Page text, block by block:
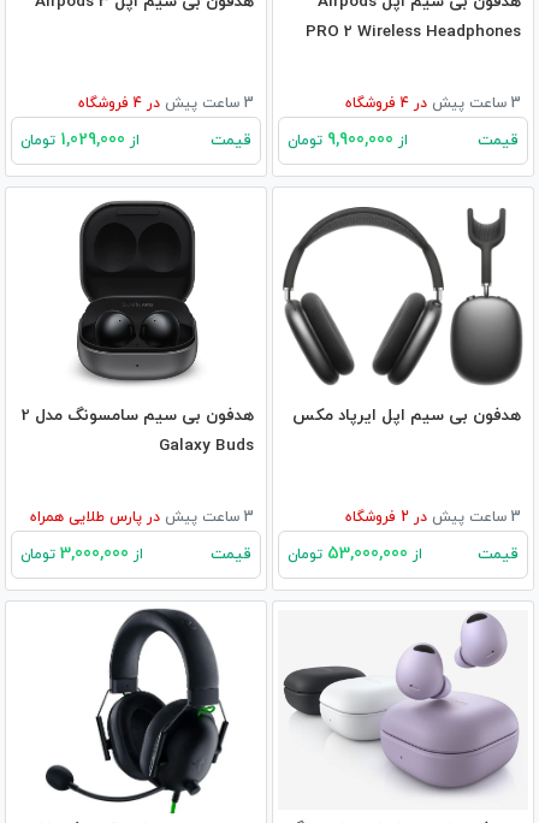
PRO 2 Wireless Headphones
3 ساعت پیش در فروشگاه
قیمت از تومان
3 ساعت پیش در فروشگاه
قیمت از تومان
هدفون بی‌ سیم اپل ایرپاد مکس
3 ساعت پیش در فروشگاه
قیمت از تومان
هدفون بی سیم سامسونگ مدل 2
Galaxy Buds
3 ساعت پیش در پارس طلایی همراه
قیمت از تومان